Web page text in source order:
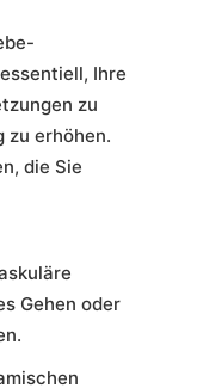
Ihre
zu
zu erhöhen.
die Sie
Gehen oder